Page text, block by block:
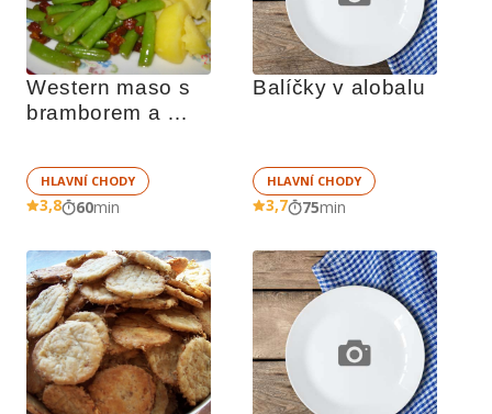
Western maso s
bramborem a
slaninou
HLAVNÍ CHODY
3,8 60min
Balíčky v alobalu
HLAVNÍ CHODY
3,7 75min